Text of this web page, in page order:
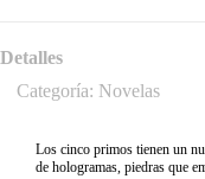
Detalles
Categoría: Novelas
Los cinco primos tienen un
de hologramas, piedras que